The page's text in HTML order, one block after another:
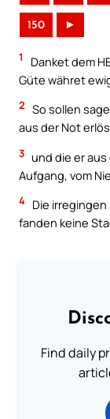
150 ►
1
Danket dem
Güte währet
2 So sollen
aus der Not
3 und die er
Aufgang, vom
4 Die
fanden keine
Find daily